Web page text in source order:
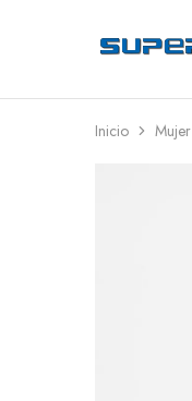
SuperMarkas
Ropa
Envío
gratis*
Inicio Mujer